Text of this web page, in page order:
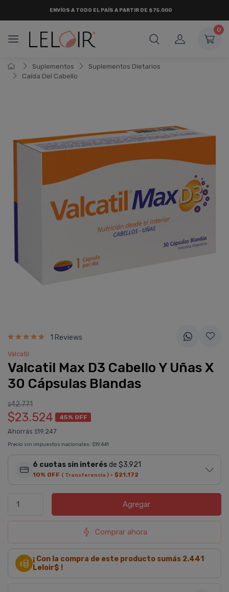
0
Suplementos
Suplementos Dietarios
Caí­da Del Cabello
1 Reviews
Valcatil
Valcatil Max D3 Cabello Y Uñas X
30 Cápsulas Blandas
$42.771
$23.524 45% OFF
Ahorrás $19.247
Precio sin impuestos nacionales: $19.441
6 cuotas sin interésde $3.921
10% OFF ( Transferencia ) · $21.172
Agregar
Comprar ahora
¡ Con la compra de este producto sumás 2.441
Leloir$ !